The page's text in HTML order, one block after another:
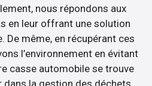
nous répondons aux
en leur offrant une solution
De même, en récupérant ces
l’environnement en évitant
casse automobile se trouve
dans la gestion des déchets